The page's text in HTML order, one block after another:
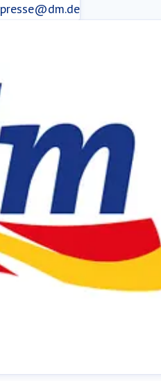
presse@dm.de